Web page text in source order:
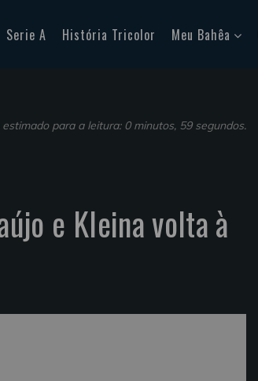
Serie A História Tricolor Meu Bahêa
estimado para a leitura: 0 minutos, 59 segundos.
e Kleina volta à